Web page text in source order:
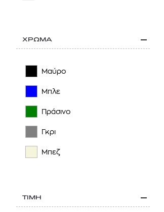
ΧΡΩΜΑ
Μαύρο
Μπλε
Πράσινο
Γκρι
Μπεζ
ΤΙΜΗ